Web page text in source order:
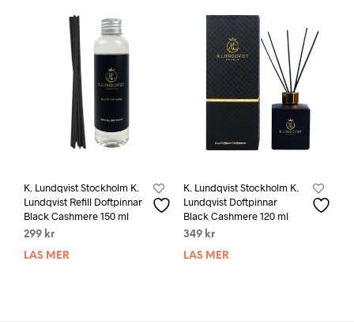
K. Lundqvist Stockholm K.
Lundqvist Refill Doftpinnar
Black Cashmere 150 ml
299 kr
LÄS MER
K. Lundqvist Stockholm K.
Lundqvist Doftpinnar
Black Cashmere 120 ml
349 kr
LÄS MER